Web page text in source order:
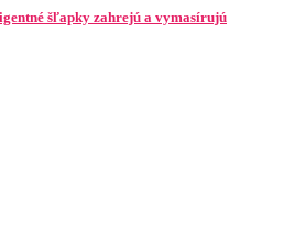
šľapky zahrejú a vymasírujú